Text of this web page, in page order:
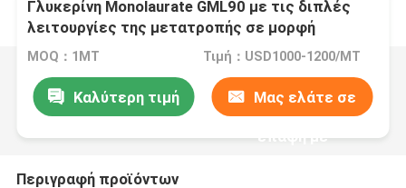
Γλυκερίνη Monolaurate GML90 με τις διπλές
λειτουργίες της μετατροπής σε μορφή
γαλακτώματος και του αντισηπτικού
MOQ：1MT Τιμή：USD1000-1200/MT
Καλύτερη τιμή Μας ελάτε σε
επαφή με
Περιγραφή προϊόντων